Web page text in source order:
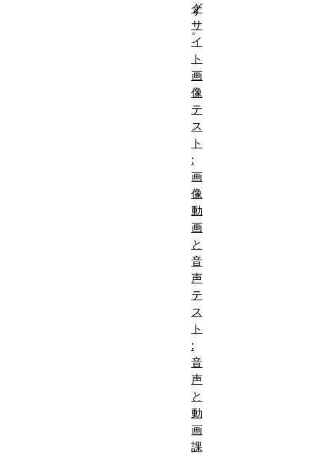
す
。
前
提
条
件:
学
習
成
果:
グ
サ
イ
ト
画
像
テ
ス
ト
:
画
像
動
画
と
音
声
テ
ス
ト
:
音
声
と
動
画
課